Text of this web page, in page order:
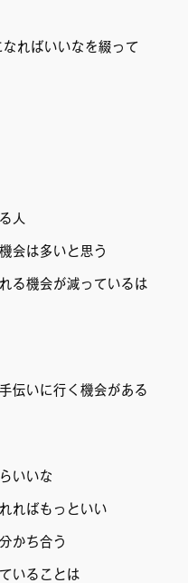
ればいいなを綴って
人
会は多いと思う
る機会が減っているは
伝いに行く機会がある
いいな
ればもっといい
かち合う
いることは